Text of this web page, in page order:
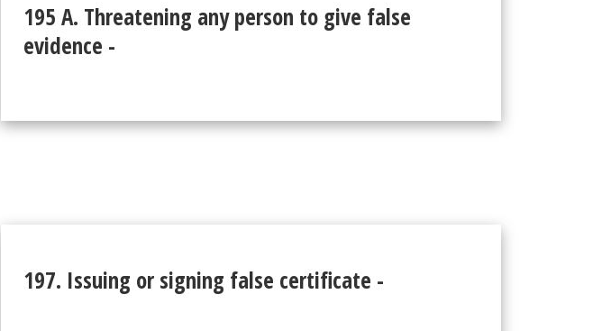
195 A. Threatening any person to give false
evidence -
197. Issuing or signing false certificate -